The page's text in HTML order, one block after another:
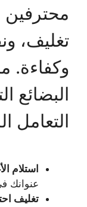
محترفين
تغليف،
وكفاءة.
البضائع
التعامل
استلام
عنوانك
تغليف